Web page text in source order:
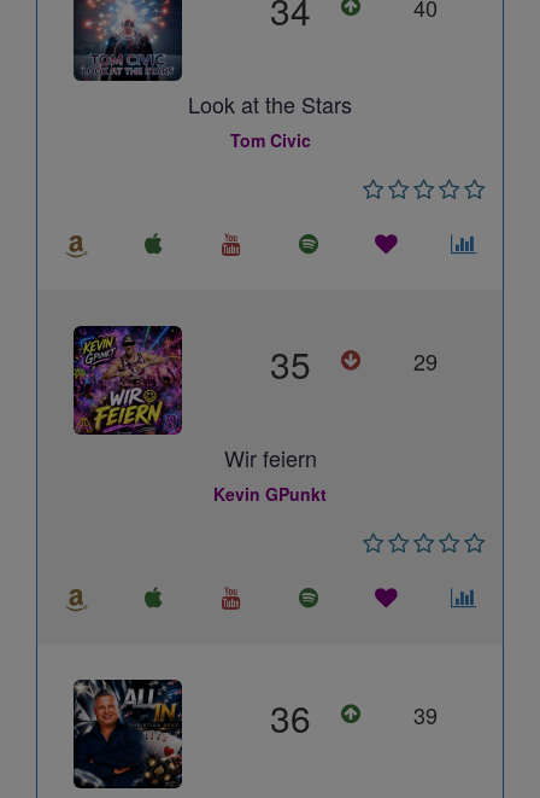
40
Look at the Stars
Tom Civic
35 29
Wir feiern
Kevin GPunkt
36 39